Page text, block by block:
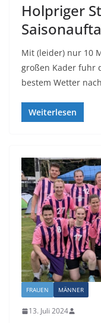
Holpriger
Mit (leider) nur 10
großen Kader fuhr
bestem Wetter nach
Weiterlesen
FRAUEN MÄNNER
13. Juli 2024